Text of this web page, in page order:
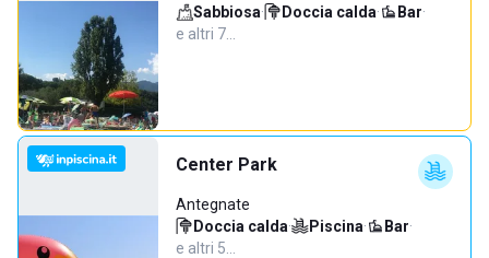
Sabbiosa· Doccia calda· Bar·
e altri 7…
Center Park
Antegnate
Doccia calda· Piscina· Bar·
e altri 5…